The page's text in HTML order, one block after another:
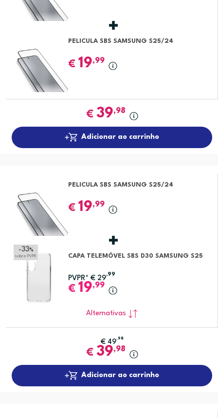
PELICULA SBS SAMSUNG S25/24
€ 19,99
€ 39,98
Adicionar ao carrinho
PELICULA SBS SAMSUNG S25/24
€ 19,99
-33%
sobre PVPR CAPA TELEMÓVEL SBS D30 SAMSUNG S25
PVPR* € 29
,99
€ 19,99
Alternativas
€ 49,98
€ 39,98
Adicionar ao carrinho